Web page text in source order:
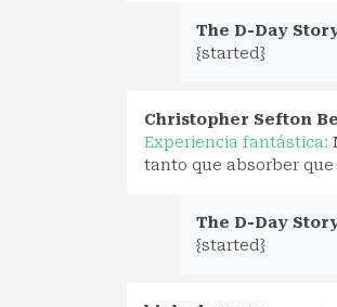
The D-Day
{started}
Christopher Sefton
Experiencia fantástica:
tanto que absorber
The D-Day
{started}